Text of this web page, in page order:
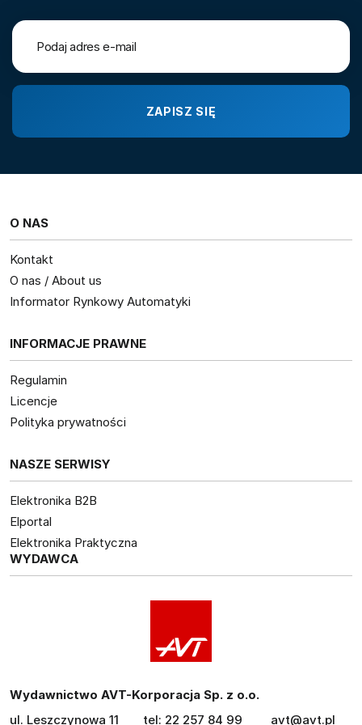
O NAS
Kontakt
O nas / About us
Informator Rynkowy Automatyki
INFORMACJE PRAWNE
Regulamin
Licencje
Polityka prywatności
NASZE SERWISY
Elektronika B2B
Elportal
Elektronika Praktyczna
WYDAWCA
Wydawnictwo AVT-Korporacja Sp. z o.o.
ul. Leszczynowa 11
tel: 22 257 84 99 avt@avt.pl